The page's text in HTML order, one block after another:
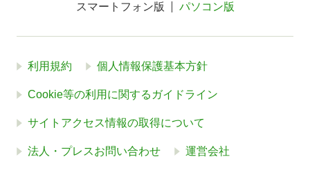
スマートフォン版 パソコン版
利用規約 個人情報保護基本方針
Cookie等の利用に関するガイドライン
サイトアクセス情報の取得について
法人・プレスお問い合わせ 運営会社